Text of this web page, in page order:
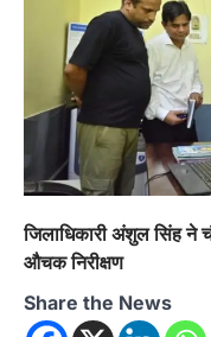
जिलाधिकारी अंशुल सिंह ने
औचक निरीक्षण
Share the News
फूंका